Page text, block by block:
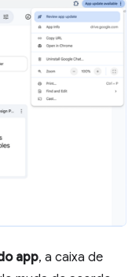
app, a caixa de